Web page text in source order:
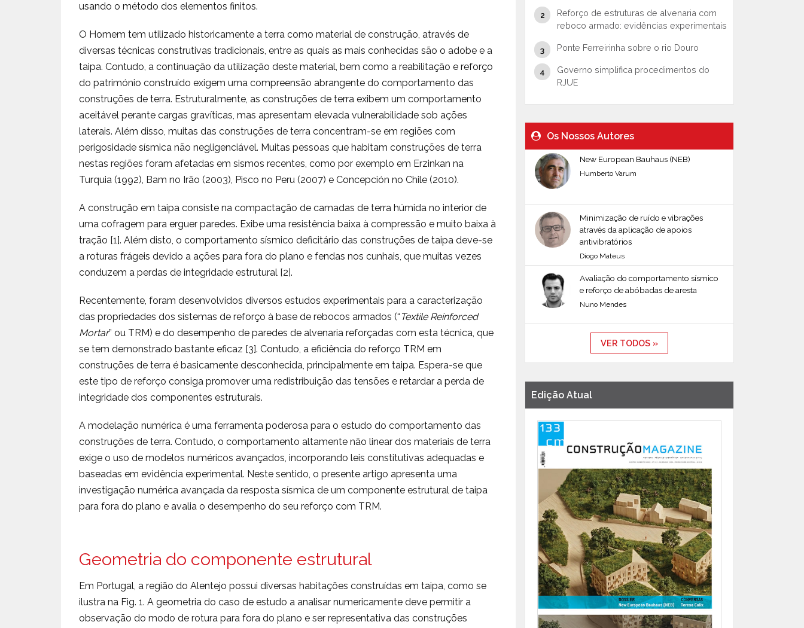
usando o método dos elementos finitos.
O Homem tem utilizado historicamente a terra como material de construção, através de
diversas técnicas construtivas tradicionais, entre as quais as mais conhecidas são o adobe e a
taipa. Contudo, a continuação da utilização deste material, bem como a reabilitação e reforço
do património construído exigem uma compreensão abrangente do comportamento das
construções de terra. Estruturalmente, as construções de terra exibem um comportamento
aceitável perante cargas gravíticas, mas apresentam elevada vulnerabilidade sob ações
laterais. Além disso, muitas das construções de terra concentram-se em regiões com
perigosidade sísmica não negligenciável. Muitas pessoas que habitam construções de terra
nestas regiões foram afetadas em sismos recentes, como por exemplo em Erzinkan na
Turquia (1992), Bam no Irão (2003), Pisco no Peru (2007) e Concepción no Chile (2010).
A construção em taipa consiste na compactação de camadas de terra húmida no interior de
uma cofragem para erguer paredes. Exibe uma resistência baixa à compressão e muito baixa à
tração [1]. Além disto, o comportamento sísmico deficitário das construções de taipa deve-se
a roturas frágeis devido a ações para fora do plano e fendas nos cunhais, que muitas vezes
conduzem a perdas de integridade estrutural [2].
Recentemente, foram desenvolvidos diversos estudos experimentais para a caracterização
das propriedades dos sistemas de reforço à base de rebocos armados (“ Textile Reinforced
Mortar” ou TRM) e do desempenho de paredes de alvenaria reforçadas com esta técnica, que
se tem demonstrado bastante eficaz [3]. Contudo, a eficiência do reforço TRM em
construções de terra é basicamente desconhecida, principalmente em taipa. Espera-se que
este tipo de reforço consiga promover uma redistribuição das tensões e retardar a perda de
integridade dos componentes estruturais.
A modelação numérica é uma ferramenta poderosa para o estudo do comportamento das
construções de terra. Contudo, o comportamento altamente não linear dos materiais de terra
exige o uso de modelos numéricos avançados, incorporando leis constitutivas adequadas e
baseadas em evidência experimental. Neste sentido, o presente artigo apresenta uma
investigação numérica avançada da resposta sísmica de um componente estrutural de taipa
para fora do plano e avalia o desempenho do seu reforço com TRM.
Geometria do componente estrutural
Em Portugal, a região do Alentejo possui diversas habitações construídas em taipa, como se
ilustra na Fig. 1. A geometria do caso de estudo a analisar numericamente deve permitir a
observação do modo de rotura para fora do plano e ser representativa das construções
Reforço de estruturas de alvenaria com
reboco armado: evidências experimentais
Ponte Ferreirinha sobre o rio Douro
Governo simplifica procedimentos do
RJUE
Os Nossos Autores
New European Bauhaus (NEB)
Humberto Varum
Minimização de ruído e vibrações
através da aplicação de apoios
antivibratórios
Diogo Mateus
Avaliação do comportamento sísmico
e reforço de abóbadas de aresta
Nuno Mendes
VER TODOS »
Edição Atual